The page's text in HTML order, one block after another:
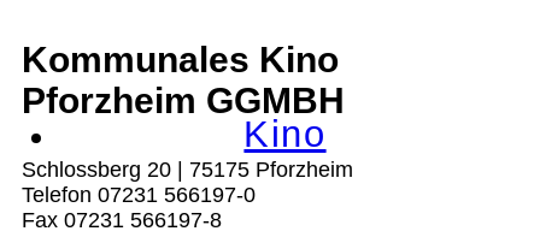
Kino
Kommunales Kino
Pforzheim GGMBH
Schlossberg 20 | 75175 Pforzheim
Telefon 07231 566197-0
Fax 07231 566197-8